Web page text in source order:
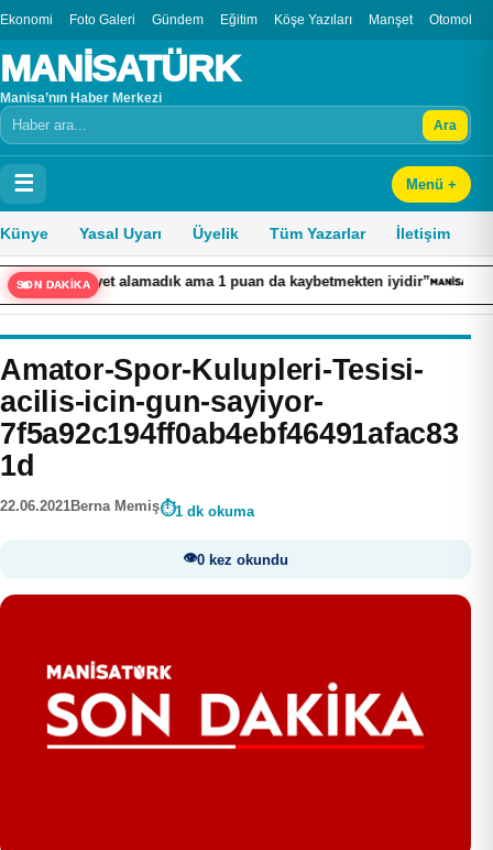
Ekonomi Foto Galeri Gündem Eğitim Köşe Yazıları Manşet Otomobil
MANİSATÜRK
Manisa’nın Haber Merkezi
Arama Ara
☰ Menü +
Künye Yasal Uyarı Üyelik Tüm Yazarlar İletişim
SON DAKİKAalamadık ama 1 puan da kaybetmekten iyidir” Ahmet
Amator-Spor-Kulupleri-Tesisi-
acilis-icin-gun-sayiyor-
7f5a92c194ff0ab4ebf46491afac83
1d
22.06.2021Berna Memiş 1 dk okuma
0 kez okundu